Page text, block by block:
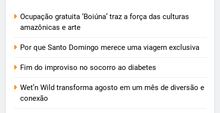
Ocupação gratuita ‘Boiúna’ traz a força das culturas
amazônicas e arte
Por que Santo Domingo merece uma viagem exclusiva
Fim do improviso no socorro ao diabetes
Wet’n Wild transforma agosto em um mês de diversão e
conexão